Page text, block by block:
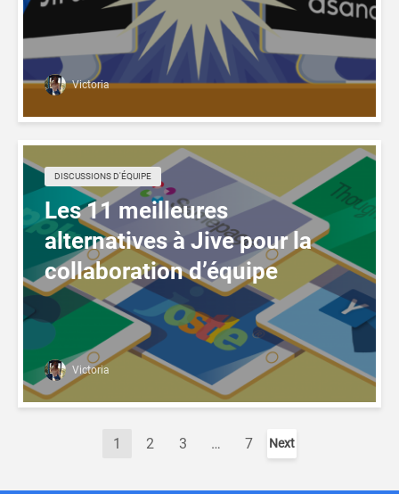
Victoria
DISCUSSIONS D'ÉQUIPE
Les 11 meilleures
alternatives à Jive pour la
collaboration d’équipe
Victoria
1 2 3 … 7 Next